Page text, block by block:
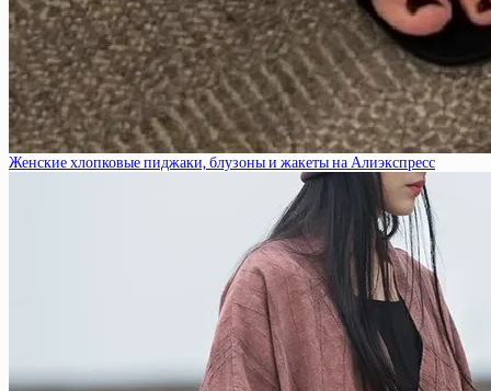
Женские хлопковые пиджаки, блузоны и жакеты на Алиэкспресс